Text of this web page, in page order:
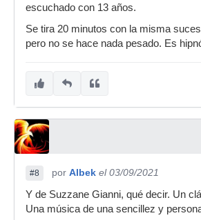
escuchado con 13 años.
Se tira 20 minutos con la misma
pero no se hace nada pesado. Es
#8 por Albek el 03/09/2021
Y de Suzzane Gianni, qué decir. Un
Una música de una sencillez y